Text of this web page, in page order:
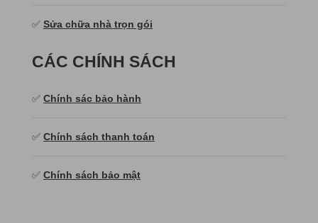
✅ Sửa chữa nhà trọn gói
CÁC CHÍNH SÁCH
✅ Chính sác bảo hành
✅ Chính sách thanh toán
✅ Chính sách bảo mật